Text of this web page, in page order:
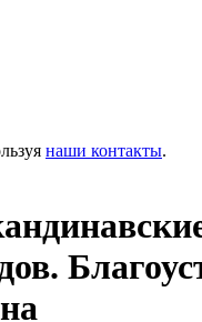
наши контакты.